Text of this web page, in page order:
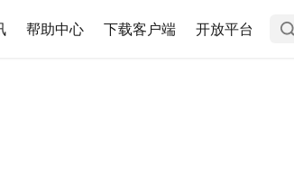
帮助中心 下载客户端 开放平台